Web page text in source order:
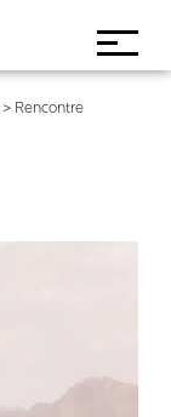
> Rencontre